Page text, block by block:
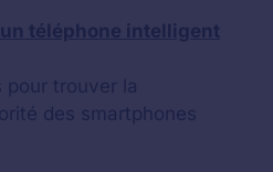
téléphone intelligent
pour trouver la
des smartphones